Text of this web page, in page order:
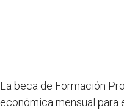
La beca de Formación
económica mensual para